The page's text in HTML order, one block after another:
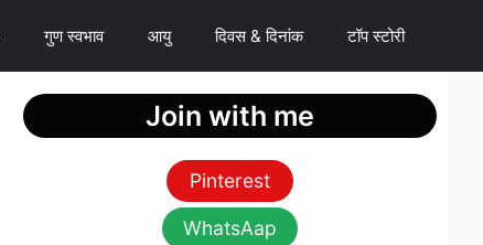
गुण स्वभाव आयु दिवस & दिनांक टॉप स्टोरी
Join with me
Pinterest
WhatsAap